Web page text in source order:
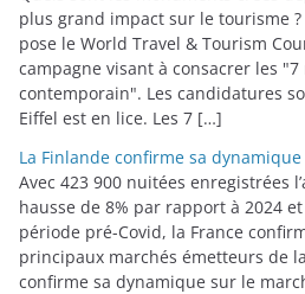
plus grand impact sur le tourisme ?
pose le World Travel & Tourism
campagne visant à consacrer les
contemporain". Les candidatures
Eiffel est en lice. Les 7 […]
La Finlande confirme sa
Avec 423 900 nuitées enregistrées
hausse de 8% par rapport à 2024
période pré-Covid, la France
principaux marchés émetteurs de
confirme sa dynamique sur le